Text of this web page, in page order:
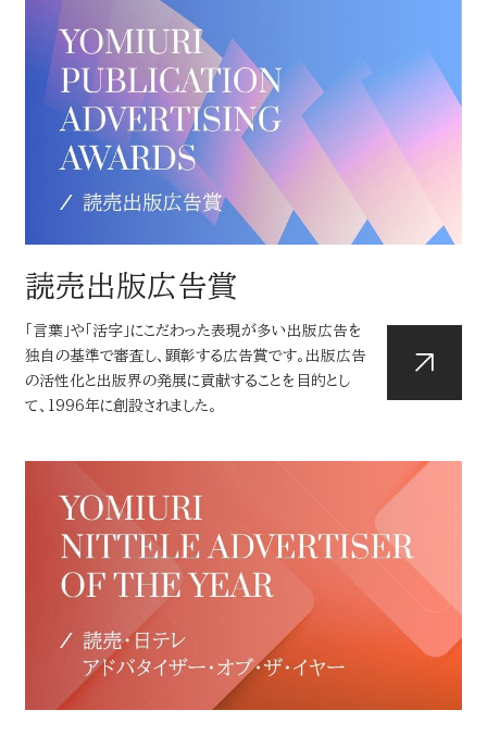
読売出版広告賞
「言葉」や「活字」にこだわった表現が多い出版広告を
独自の基準で審査し、顕彰する広告賞です。出版広告
の活性化と出版界の発展に貢献することを目的とし
て、1996年に創設されました。